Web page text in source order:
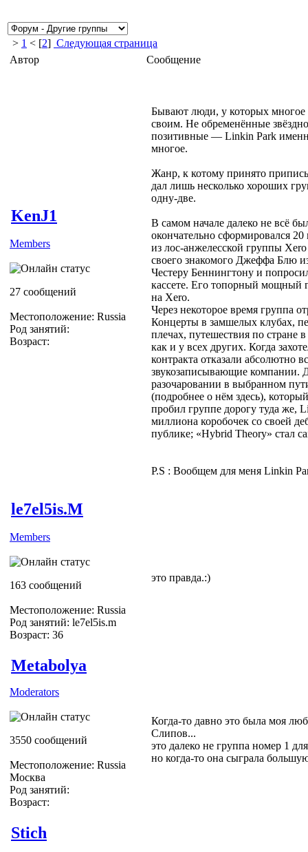
> 1 < [2] Следующая страница
Автор
Сообщение
KenJ1
Members
27 сообщений
Местоположение: Russia
Род занятий:
Возраст:
Бывают люди, у которых многое
своим. Не обременённые
позитивные — Linkin Park
многое.
Жанр, к котому принято
дал лишь несколько хороших
одну-две.
В самом начале далеко не всё
окончательно сформировался
из лос-анжелесской группы
своего знакомого Джеффа Блю
Честеру Беннингтону и
кассете. Его топорный мощный
на Xero.
Через некоторое время группа
Концерты в замшелых клубах,
плечах, путешествия по стране
как и у всех других. Когда
контракта отказали абсолютно
звукозаписывающие компании.
разочаровании в выбранном
(подробнее о нём здесь),
пробил группе дорогу туда же,
миллиона коробочек со своей
публике; «Hybrid Theory» стал
P.S : Вообщем для меня Linkin
le7el5is.M
Members
163 сообщений
Местоположение: Russia
Род занятий: le7el5is.m
Возраст: 36
это правда.:)
Metabolya
Moderators
3550 сообщений
Местоположение: Russia
Москва
Род занятий:
Возраст:
Когда-то давно это была моя
Слипов...
это далеко не группа номер 1
но когда-то она сыграла
Stich